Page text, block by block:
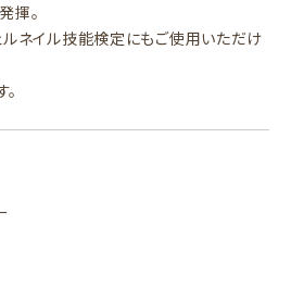
揮。
ネイル技能検定にもご使用いただけ